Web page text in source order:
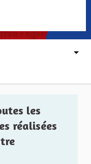
les
réalisées